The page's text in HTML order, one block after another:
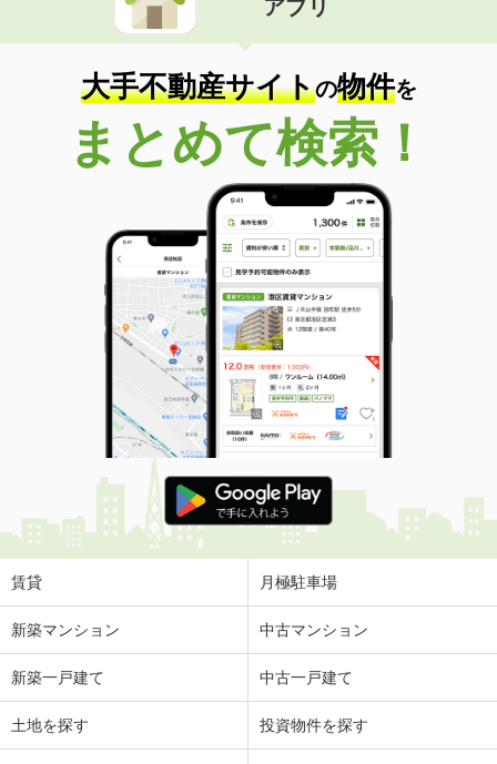
アプリ
大手不動産サイトの物件を
まとめて検索！
賃貸 月極駐車場
新築マンション 中古マンション
新築一戸建て 中古一戸建て
土地を探す 投資物件を探す